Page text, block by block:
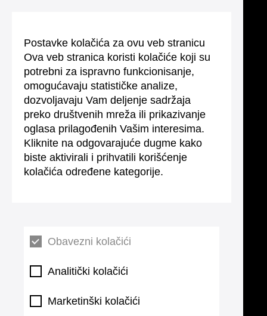
Postavke kolačića za ovu veb stranicu
Ova veb stranica koristi kolačiće koji su
potrebni za ispravno funkcionisanje,
omogućavaju statističke analize,
dozvoljavaju Vam deljenje sadržaja
preko društvenih mreža ili prikazivanje
oglasa prilagođenih Vašim interesima.
Kliknite na odgovarajuće dugme kako
biste aktivirali i prihvatili korišćenje
kolačića određene kategorije.
Obavezni kolačići
Analitički kolačići
Marketinški kolačići